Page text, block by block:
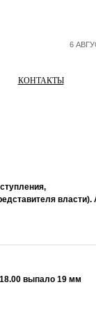
6
КОНТАКТЫ
власти).
выпало 19 мм